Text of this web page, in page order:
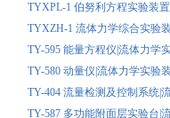
TYXPL-1 伯努利方程实验装
TYXZH-1 流体力学综合实验
TY-595 能量方程仪|流体力学
TY-580 动量仪|流体力学实验
TY-404 流量检测及控制系统|
TY-587 多功能附面层实验台|